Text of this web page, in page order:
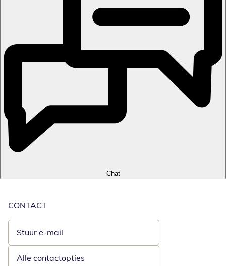
Chat
CONTACT
Stuur e-mail
Opent e-mailclient
Alle contactopties